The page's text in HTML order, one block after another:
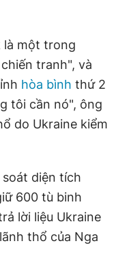
là một trong
tranh", và
hòa bình thứ 2
tôi cần nó", ông
do Ukraine kiểm
diện tích
600 tù binh
lời liệu Ukraine
thổ của Nga